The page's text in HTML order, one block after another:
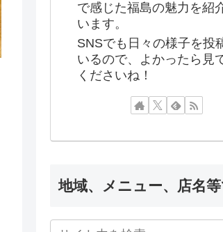
で感じた福島の魅力を紹
います。
SNSでも日々の様子を投
いるので、よかったら見
くださいね！
地域、メニュー、店名